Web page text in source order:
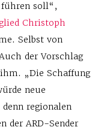
soll“,
Christoph
Selbst von
der Vorschlag
„Die Schaffung
neue
regionalen
der ARD-Sender